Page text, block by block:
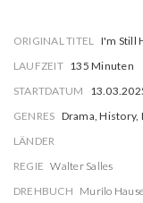
ORIGINAL TITEL I'm Still
LAUFZEIT 135 Minuten
STARTDATUM
GENRES Drama, History,
LÄNDER
REGIE Walter Salles
DREHBUCH Murilo